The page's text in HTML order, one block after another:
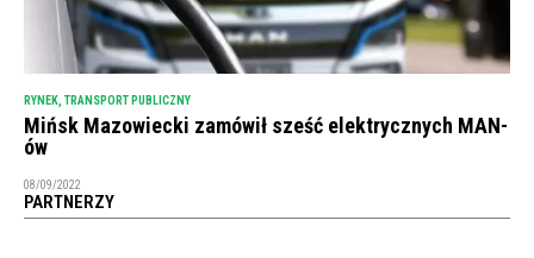
RYNEK TRANSPORT PUBLICZNY
Mińsk Mazowiecki zamówił sześć elektrycznych MAN-
ów
08/09/2022
PARTNERZY